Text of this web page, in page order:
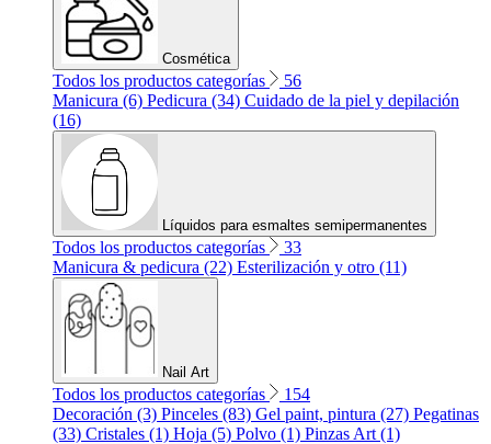
Cosmética
Todos los productos categorías
56
Manicura (6) Pedicura (34) Cuidado de la piel y depilación
(16)
Líquidos para esmaltes semipermanentes
Todos los productos categorías
33
Manicura & pedicura (22) Esterilización y otro (11)
Nail Art
Todos los productos categorías
154
Decoración (3) Pinceles (83) Gel paint, pintura (27) Pegatinas
(33) Cristales (1) Hoja (5) Polvo (1) Pinzas Art (1)